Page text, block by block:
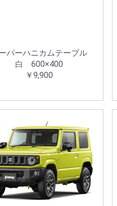
パーハニカムテーブル
白 600×400
￥9,900